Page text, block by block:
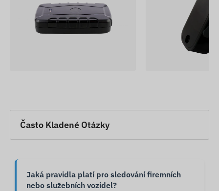
Často Kladené Otázky
Jaká pravidla platí pro sledování firemních
nebo služebních vozidel?